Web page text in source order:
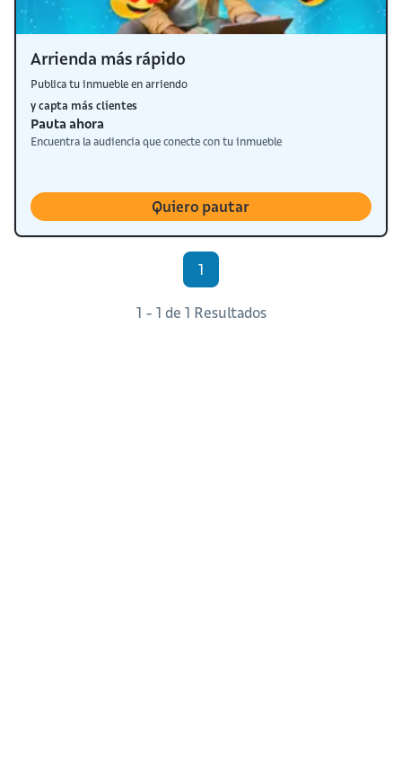
Arrienda más rápido
Publica tu inmueble en arriendo
y capta más clientes
Pauta ahora
Encuentra la audiencia que conecte con tu inmueble
Quiero pautar
1
1 - 1 de 1 Resultados